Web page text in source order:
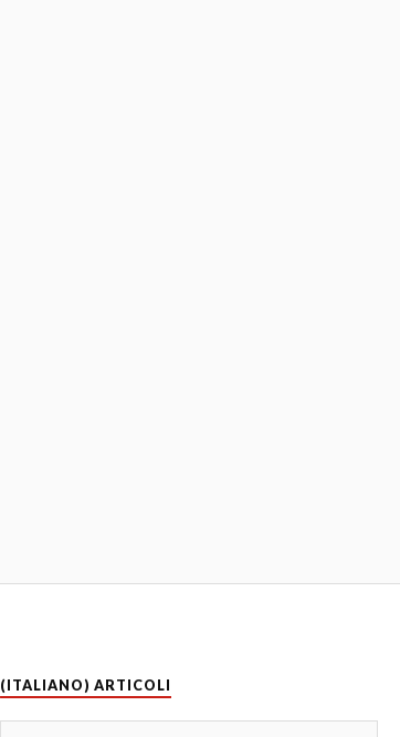
(ITALIANO) ARTICOLI